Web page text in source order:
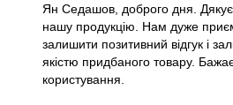
Ян Седашов, доброго дня.
нашу продукцію. Нам дуже
залишити позитивний відгук і
якістю придбаного товару.
користування.